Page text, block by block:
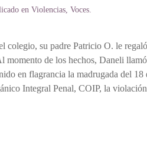
en Violencias Voces
colegio, su padre Patricio O. le
de los hechos, Daneli
en flagrancia la madrugada del 18
Integral Penal, COIP, la violación